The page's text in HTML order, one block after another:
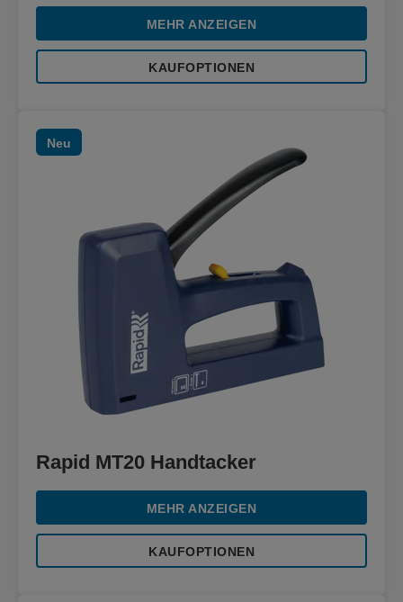
MEHR ANZEIGEN
KAUFOPTIONEN
Neu
Rapid MT20 Handtacker
MEHR ANZEIGEN
KAUFOPTIONEN